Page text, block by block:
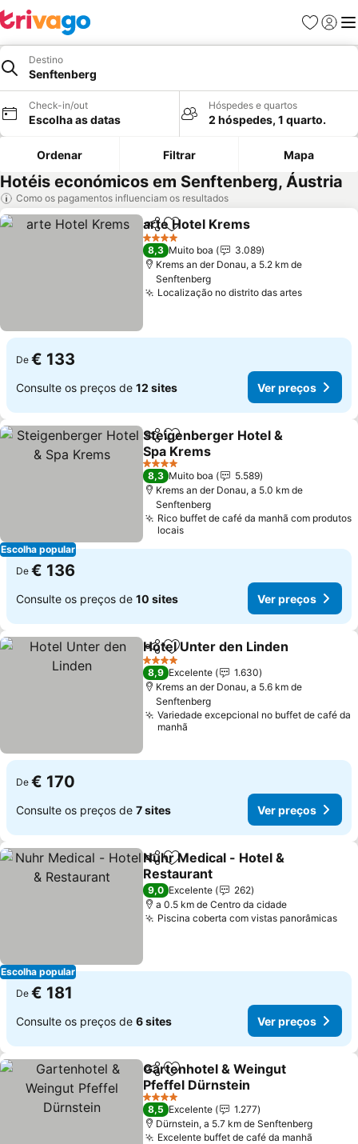
Favoritos
Iniciar
Destino
Senftenberg
Check-in/out
Escolha as datas
Hóspedes e quartos
2 hóspedes, 1 quarto.
Ordenar Filtrar Mapa
Hotéis económicos em Senftenberg, Áustria
Como os pagamentos influenciam os resultados
PartilharAdicionar aos favoritos
arte Hotel Krems
4 Estrelas
8,3 Muito boa
3.089
Krems an der Donau, a 5.2 km de
Senftenberg
Localização no distrito das artesVer
De € 133
Consulte os preços de 12 sites Ver preços
Escolha popular
PartilharAdicionar aos favoritos
Steigenberger Hotel &
Spa Krems
Ver preços
4 Estrelas
8,3 Muito boa
5.589
Krems an der Donau, a 5.0 km de
Senftenberg
Rico buffet de café da manhã com produtos
locais
De € 136
Consulte os preços de 10 sites Ver preços
PartilharAdicionar aos favoritos
Hotel Unter den Linden
4 Estrelas
8,9 Excelente
1.630
Krems an der Donau, a 5.6 km de
Senftenberg
Variedade excepcional no buffet de café da
manhã
De € 170
Consulte os preços de 7 sites Ver preços
Escolha popular
PartilharAdicionar aos favoritos
Nuhr Medical - Hotel &
Restaurant
Ver preços
9,0 Excelente
262
a 0.5 km de Centro da cidade
Piscina coberta com vistas panorâmicas
De € 181
Consulte os preços de 6 sites Ver preços
PartilharAdicionar aos favoritos
Gartenhotel & Weingut
Pfeffel Dürnstein
Ver preços
4 Estrelas
8,5 Excelente
1.277
Dürnstein, a 5.7 km de Senftenberg
Excelente buffet de café da manhã